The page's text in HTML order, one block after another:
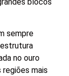
sempre
no ouro
mais